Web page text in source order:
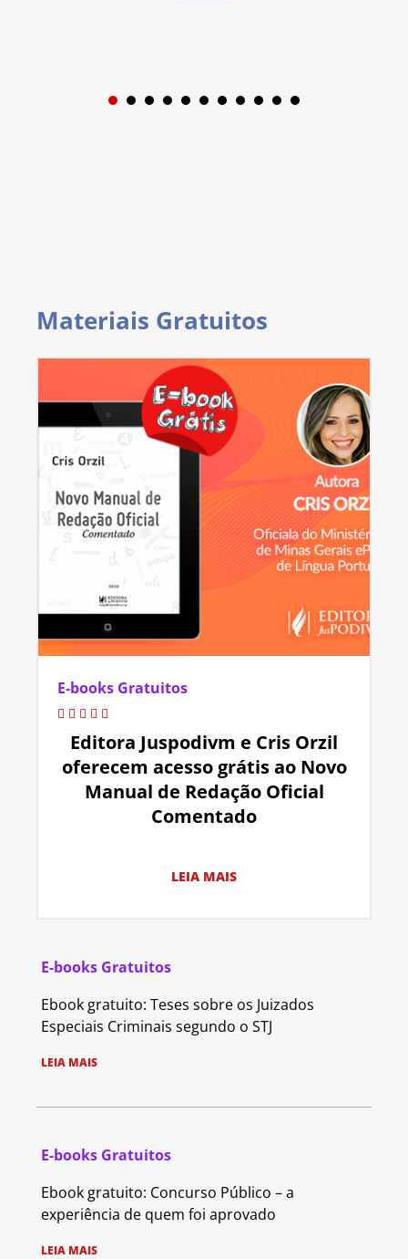
1 2 3
Materiais Gratuitos
E-books Gratuitos
Editora Juspodivm e Cris Orzil
oferecem acesso grátis ao Novo
Manual de Redação Oficial
Comentado
LEIA MAIS
E-books Gratuitos
Ebook gratuito: Teses sobre os Juizados
Especiais Criminais segundo o STJ
LEIA MAIS
E-books Gratuitos
Ebook gratuito: Concurso Público – a
experiência de quem foi aprovado
LEIA MAIS